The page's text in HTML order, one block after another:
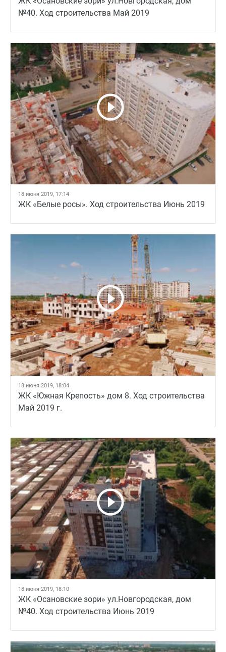
№40. Ход строительства Май 2019
18 июня 2019, 17:14
ЖК «Белые росы». Ход строительства Июнь 2019
18 июня 2019, 18:04
ЖК «Южная Крепость» дом 8. Ход строительства
Май 2019 г.
18 июня 2019, 18:10
ЖК «Осановские зори» ул.Новгородская, дом
№40. Ход строительства Июнь 2019